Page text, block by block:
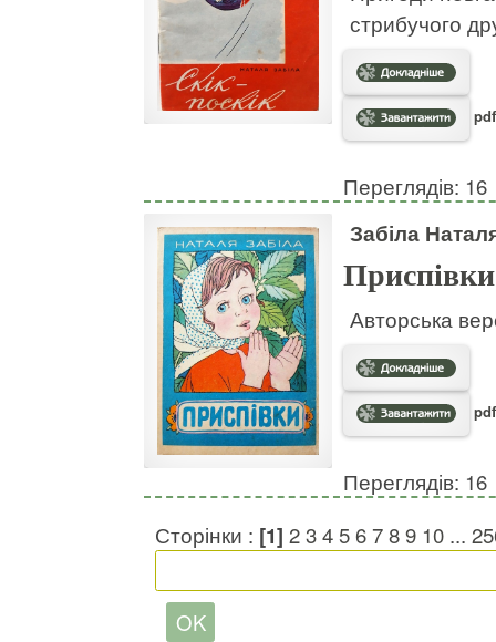
стрибучого
Переглядів: 16
Забіла
Приспівки
Авторська
Переглядів: 16
Сторінки : [1] 23456789 10 ...